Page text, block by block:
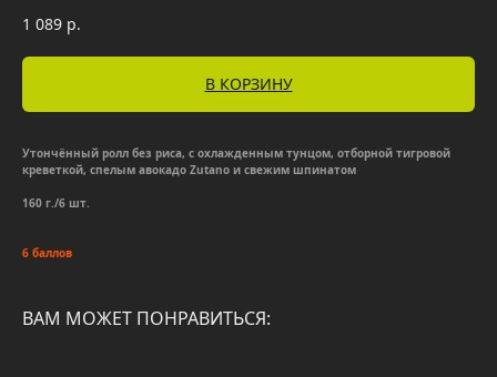
1 089 р.
В КОРЗИНУ
Утончённый ролл без риса, с охлажденным тунцом, отборной тигровой
креветкой, спелым авокадо Zutano и свежим шпинатом
160 г./6 шт.
6 баллов
ВАМ МОЖЕТ ПОНРАВИТЬСЯ: